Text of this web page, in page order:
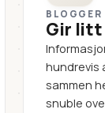
BLOGGER
Gir litt
hundrevis
sammen
snuble